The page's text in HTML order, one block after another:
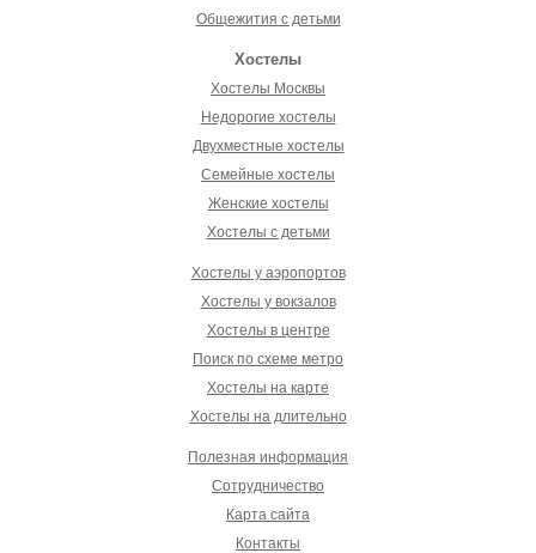
Общежития с детьми
Хостелы
Хостелы Москвы
Недорогие хостелы
Двухместные хостелы
Семейные хостелы
Женские хостелы
Хостелы с детьми
Хостелы у аэропортов
Хостелы у вокзалов
Хостелы в центре
Поиск по схеме метро
Хостелы на карте
Хостелы на длительно
Полезная информация
Сотрудничество
Карта сайта
Контакты